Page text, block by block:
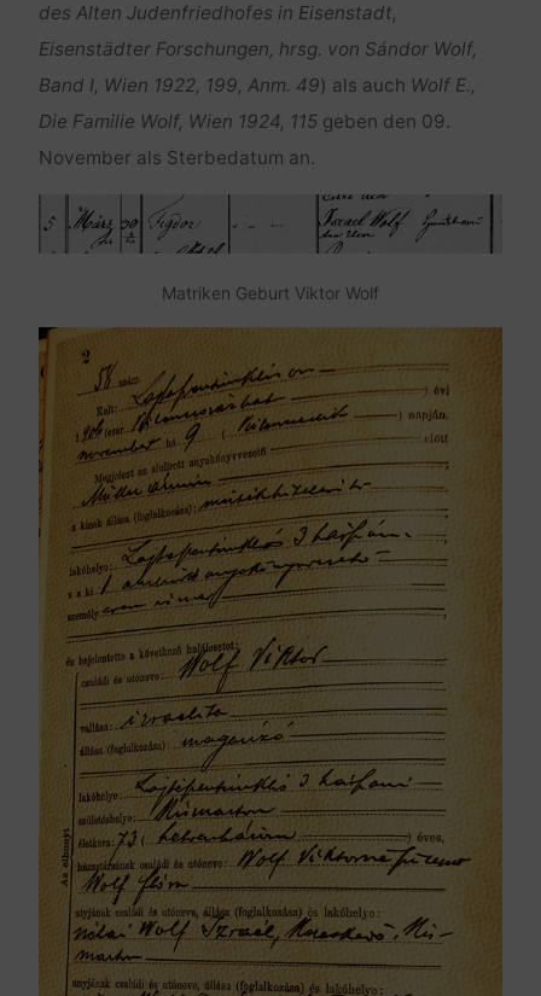
des Alten Judenfriedhofes in Eisenstadt,
Eisenstädter Forschungen, hrsg. von Sándor Wolf,
Band I, Wien 1922, 199, Anm. 49) als auch Wolf E.,
Die Familie Wolf, Wien 1924, 115geben den 09.
November als Sterbedatum an.
Matriken Geburt Viktor Wolf